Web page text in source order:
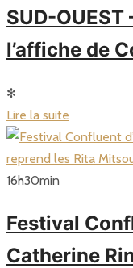
SUD-
l’affiche de
✻
Lire la suite
16h30min
Festival
Catherine